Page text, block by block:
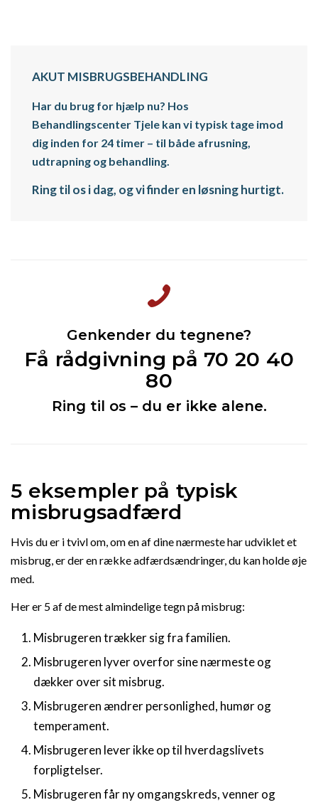
AKUT MISBRUGSBEHANDLING
Har du brug for hjælp nu? Hos
Behandlingscenter Tjele kan vi typisk tage imod
dig inden for 24 timer – til både afrusning,
udtrapning og behandling.
Ring til os i dag, og vi finder en løsning hurtigt.
Genkender du tegnene?
Få rådgivning på 70 20 40
80
Ring til os – du er ikke alene.
5 eksempler på typisk
misbrugsadfærd
Hvis du er i tvivl om, om en af dine nærmeste har udviklet et
misbrug, er der en række adfærdsændringer, du kan holde øje
med.
Her er 5 af de mest almindelige tegn på misbrug:
Misbrugeren trækker sig fra familien.
Misbrugeren lyver overfor sine nærmeste og
dækker over sit misbrug.
Misbrugeren ændrer personlighed, humør og
temperament.
Misbrugeren lever ikke op til hverdagslivets
forpligtelser.
Misbrugeren får ny omgangskreds, venner og